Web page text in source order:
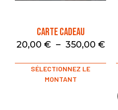
Carte Cadeau
20,00 € – 350,00 €
SÉLECTIONNEZ LE
MONTANT